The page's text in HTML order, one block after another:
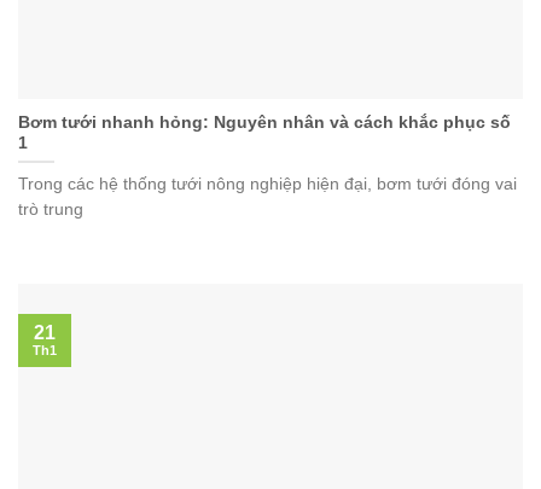
Bơm tưới nhanh hỏng: Nguyên nhân và cách khắc phục số
1
Trong các hệ thống tưới nông nghiệp hiện đại, bơm tưới đóng vai
trò trung
21
Th1